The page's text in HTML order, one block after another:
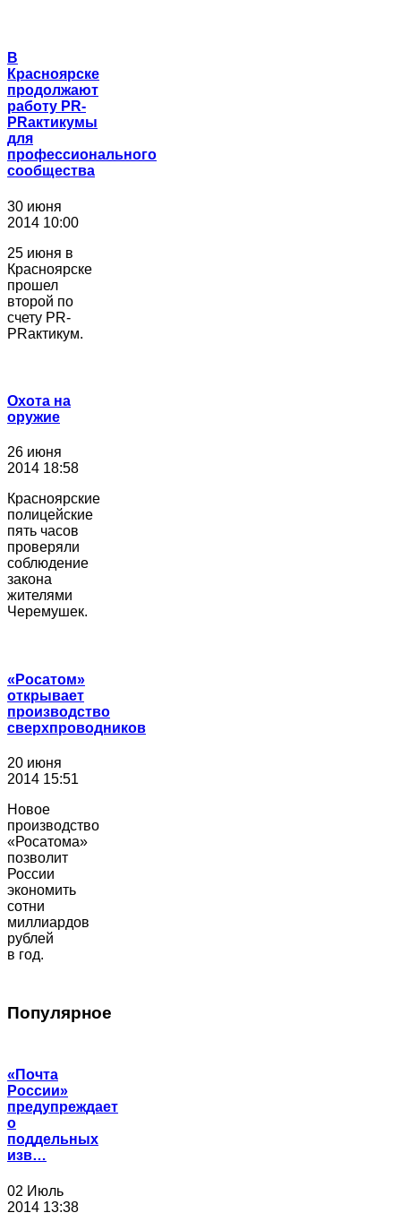
В
Красноярске
продолжают
работу PR-
PRактикумы
для
профессионального
сообщества
30 июня
2014 10:00
25 июня в
Красноярске
прошел
второй по
счету PR-
PRактикум.
Охота на
оружие
26 июня
2014 18:58
Красноярские
полицейские
пять часов
проверяли
соблюдение
закона
жителями
Черемушек.
«Росатом»
открывает
производство
сверхпроводников
20 июня
2014 15:51
Новое
производство
«Росатома»
позволит
России
экономить
сотни
миллиардов
рублей
в год.
Популярное
«Почта
России»
предупреждает
о
поддельных
изв…
02 Июль
2014 13:38